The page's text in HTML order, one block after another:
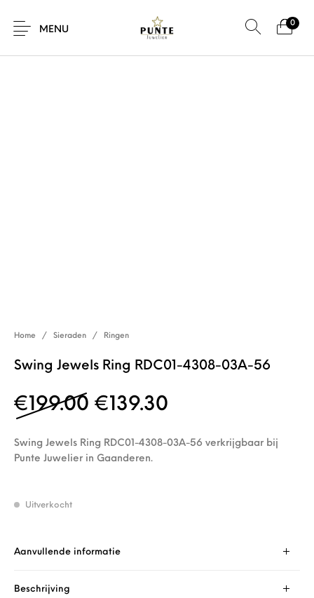
MENU
0
SALE!
Home / Sieraden / Ringen
Swing Jewels Ring RDC01-4308-03A-56
€ 199.00 Oorspronkelijke prijs
€ 139.30
Swing Jewels Ring RDC01-4308-03A-56 verkrijgbaar bij
Punte Juwelier in Gaanderen.
Uitverkocht
Aanvullende informatie
Beschrijving